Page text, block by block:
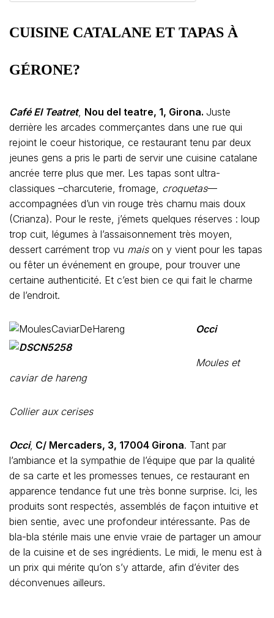
CUISINE CATALANE ET TAPAS À
GÉRONE?
Café El Teatret, Nou del teatre, 1, Girona. Juste
derrière les arcades commerçantes dans une rue qui
rejoint le coeur historique, ce restaurant tenu par deux
jeunes gens a pris le parti de servir une cuisine catalane
ancrée terre plus que mer. Les tapas sont ultra-
classiques –charcuterie, fromage, croquetas—
accompagnées d’un vin rouge très charnu mais doux
(Crianza). Pour le reste, j’émets quelques réserves : loup
trop cuit, légumes à l’assaisonnement très moyen,
dessert carrément trop vu maison y vient pour les tapas
ou fêter un événement en groupe, pour trouver une
certaine authenticité. Et c’est bien ce qui fait le charme
de l’endroit.
Occi
Moules et
caviar de hareng
Collier aux cerises
Occi, C/ Mercaders, 3, 17004 Girona. Tant par
l’ambiance et la sympathie de l’équipe que par la qualité
de sa carte et les promesses tenues, ce restaurant en
apparence tendance fut une très bonne surprise. Ici, les
produits sont respectés, assemblés de façon intuitive et
bien sentie, avec une profondeur intéressante. Pas de
bla-bla stérile mais une envie vraie de partager un amour
de la cuisine et de ses ingrédients. Le midi, le menu est à
un prix qui mérite qu’on s’y attarde, afin d’éviter des
déconvenues ailleurs.